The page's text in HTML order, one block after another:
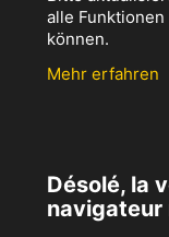
alle
können.
Mehr erfahren
Désolé, la
navigateur